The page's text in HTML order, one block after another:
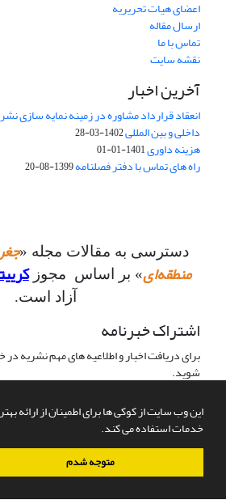
این وب سایت از کوکی ها برای اطمینان از ارائه
خدمات استفاده می کند.
متوجه شدم
اعضای هیات تحریریه
ارسال مقاله
تماس با ما
نقشه سایت
آخرین اخبار
انعقاد قرارداد مشاوره در زمینه نمایه سازی
داخلی و بین المللی1402-03-28
هزینه داوری1401-01-01
راه های تماس با دفتر فصلنامه1399-08-20
دسترسی به مقالات مجله «
منطقه‌ای» بر اساس مجوز
آزاد است.
اشتراک خبرنامه
برای دریافت اخبار و اطلاعیه های مهم نشریه
شوید.
سامانه مدیریت نشریات علمی.طراحی و پیاده